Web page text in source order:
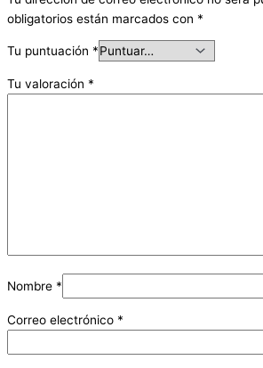
obligatorios están marcados con *
Tu puntuación *
Tu valoración *
Nombre *
Correo electrónico *